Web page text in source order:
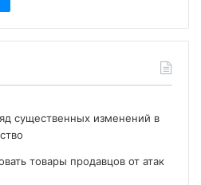
существенных изменений в
товары продавцов от атак